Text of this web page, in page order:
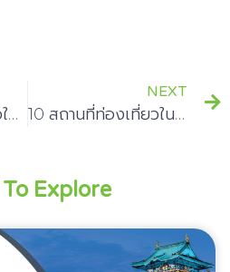
10 ประเด็นท่องเที่ยวในมัลดีฟส์ที่ต้องลองในการเยือน!
NEXT
10 สถานที่ท่องเที่ยวในแคนาดาธรรมชาติและวัฒนธรรม
Explore